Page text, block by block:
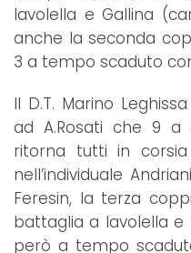
Iavolella e Gallina
anche la seconda
3 a tempo scaduto
Il D.T. Marino
ad A.Rosati che 9 a
ritorna tutti in
nell’individuale
Feresin, la terza
battaglia a Iavolella e
però a tempo